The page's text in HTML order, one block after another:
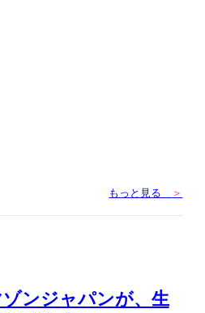
もっと見る ＞
ゾンジャパンが、生